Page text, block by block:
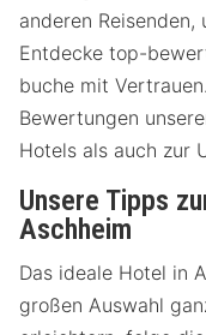
anderen
Entdecke top-
buche mit
Bewertungen
Hotels als auch zur
Unsere Tipps
Aschheim
Das ideale Hotel in
großen Auswahl